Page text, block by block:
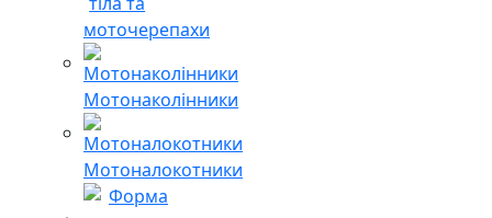
моточерепахи
Мотонаколінники
Мотоналокотники